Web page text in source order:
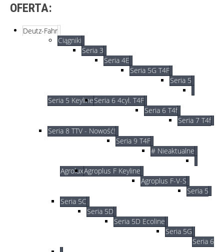
OFERTA:
Deutz-Fahr
Ciągniki
Seria 3
Seria 4E
Seria 5G T4F
Seria 5
Seria 5 KeylineSeria 6 4cyl. T4F
Seria 6 T4f
Seria 7 T4f
Seria 8 TTV - Nowość!
Seria 9 T4F
# Nieaktualne
AgroluxAgroplus F Keyline
Agroplus F-V-S
Seria 5
Seria 5C
Seria 5D
Seria 5D Ecoline
Seria 5G
Seria 6